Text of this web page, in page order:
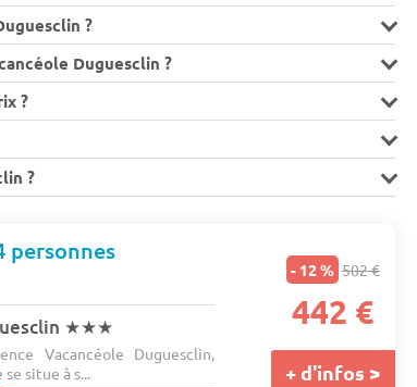
?
Duguesclin ?
?
?
personnes
★★★
Vacancéole Duguesclin,
situe à s...
- 12 % 502 €
442 €
+ d'infos >